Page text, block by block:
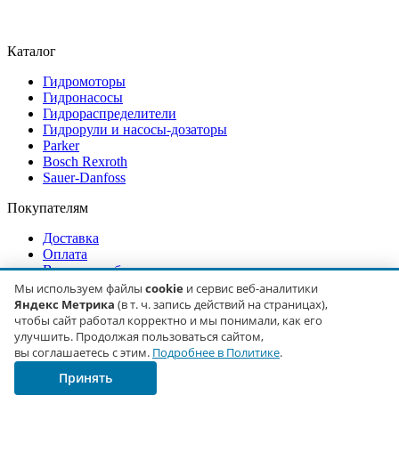
Каталог
Гидромоторы
Гидронасосы
Гидрораспределители
Гидрорули и насосы-дозаторы
Parker
Bosch Rexroth
Sauer-Danfoss
Покупателям
Доставка
Оплата
Возврат и обмен
О компании
Контакты
Статьи
Контакты
г. Москва
ул. Туристская, д. 19, корп. 3, оф. 761
Мы используем файлы cookie и сервис веб-аналитики
Яндекс Метрика (в т. ч. запись действий на страницах),
чтобы сайт работал корректно и мы понимали, как его
улучшить. Продолжая пользоваться сайтом,
вы соглашаетесь с этим. Подробнее в Политике.
Принять